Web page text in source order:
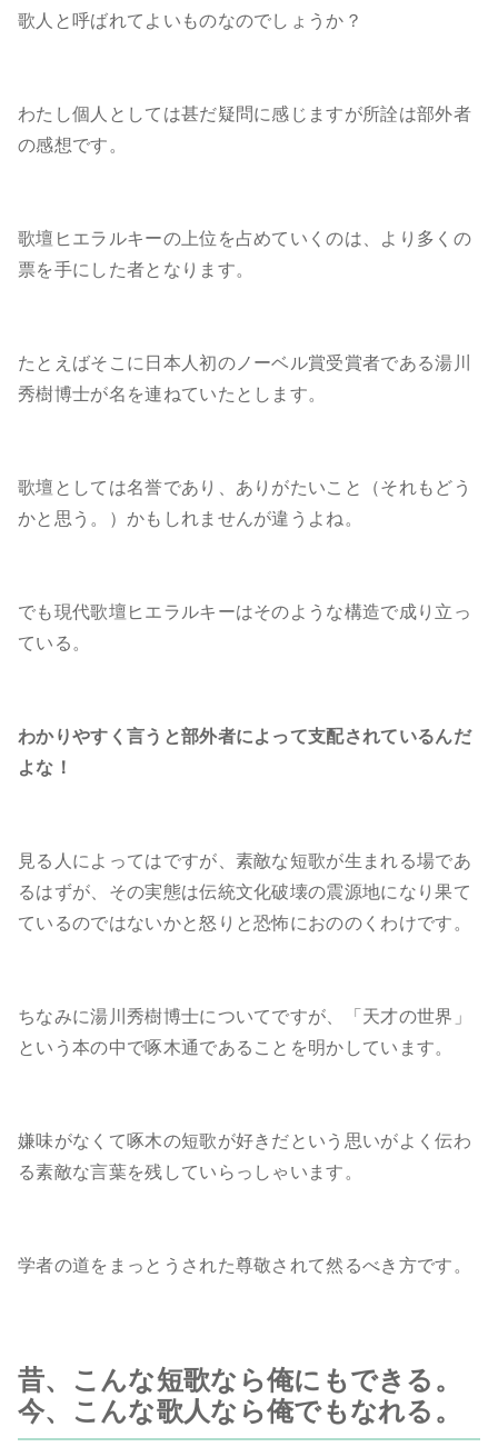
歌人と呼ばれてよいものなのでしょうか？
わたし個人としては甚だ疑問に感じますが所詮は部外者
の感想です。
歌壇ヒエラルキーの上位を占めていくのは、より多くの
票を手にした者となります。
たとえばそこに日本人初のノーベル賞受賞者である湯川
秀樹博士が名を連ねていたとします。
歌壇としては名誉であり、ありがたいこと（それもどう
かと思う。）かもしれませんが違うよね。
でも現代歌壇ヒエラルキーはそのような構造で成り立っ
ている。
わかりやすく言うと部外者によって支配されているんだ
よな！
見る人によってはですが、素敵な短歌が生まれる場であ
るはずが、その実態は伝統文化破壊の震源地になり果て
ているのではないかと怒りと恐怖におののくわけです。
ちなみに湯川秀樹博士についてですが、「天才の世界」
という本の中で啄木通であることを明かしています。
嫌味がなくて啄木の短歌が好きだという思いがよく伝わ
る素敵な言葉を残していらっしゃいます。
学者の道をまっとうされた尊敬されて然るべき方です。
昔、こんな短歌なら俺にもできる。
今、こんな歌人なら俺でもなれる。